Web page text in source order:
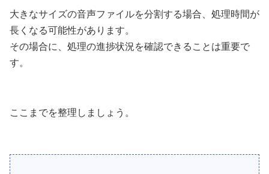
大きなサイズの音声ファイルを分割する場合、処理時間が
長くなる可能性があります。
その場合に、処理の進捗状況を確認できることは重要で
す。
ここまでを整理しましょう。